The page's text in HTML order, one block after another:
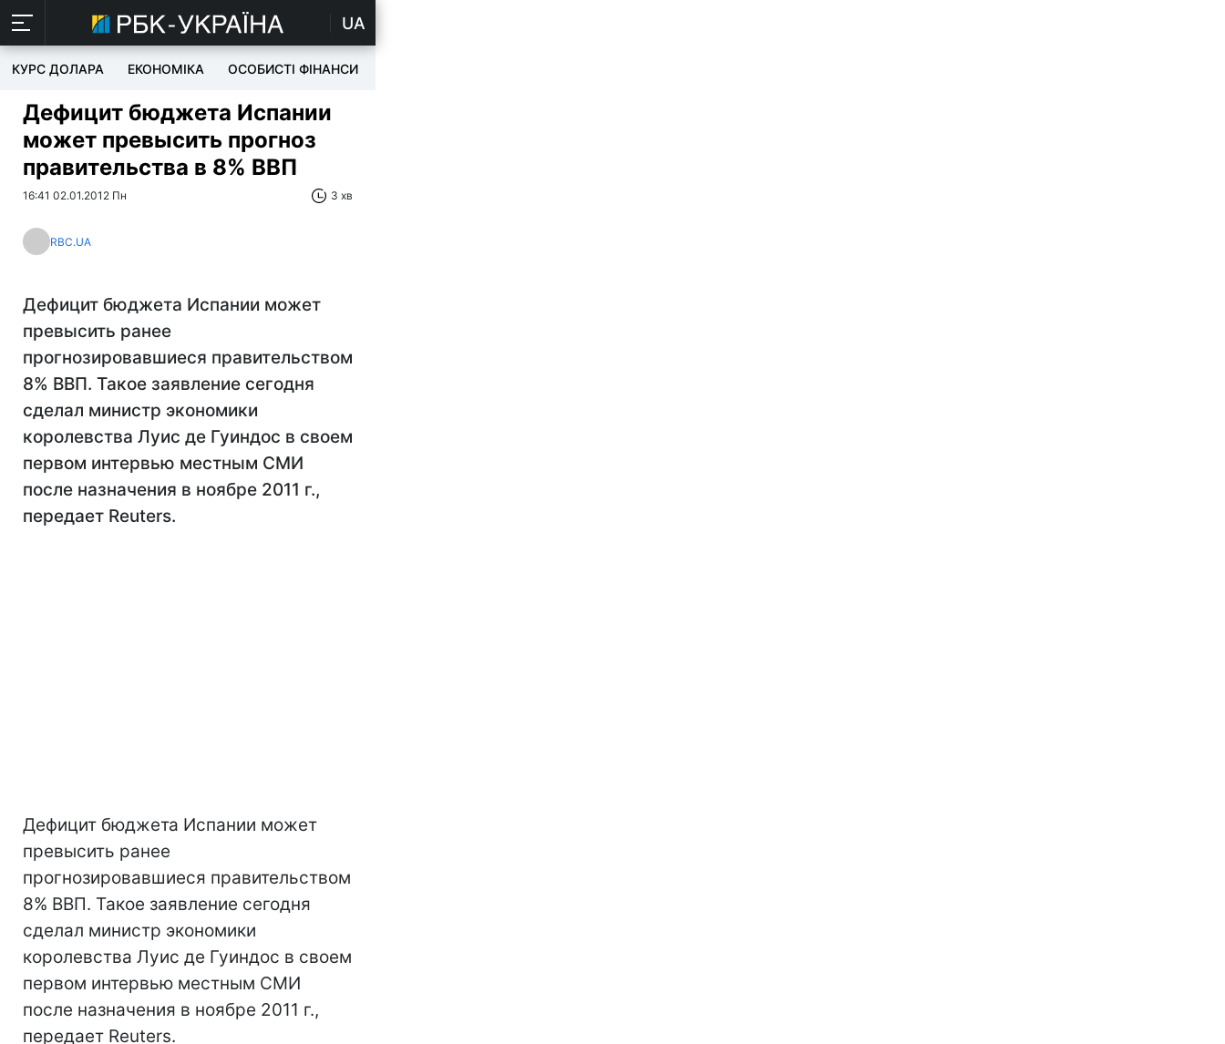
UA
КУРС ДОЛАРА ЕКОНОМІКА ОСОБИСТІ ФІНАНСИ
Дефицит бюджета Испании
может превысить прогноз
правительства в 8% ВВП
16:41 02.01.2012 Пн 3 хв
RBC.UA
Дефицит бюджета Испании может
превысить ранее
прогнозировавшиеся правительством
8% ВВП. Такое заявление сегодня
сделал министр экономики
королевства Луис де Гуиндос в своем
первом интервью местным СМИ
после назначения в ноябре 2011 г.,
передает Reuters.
Дефицит бюджета Испании может
превысить ранее
прогнозировавшиеся правительством
8% ВВП. Такое заявление сегодня
сделал министр экономики
королевства Луис де Гуиндос в своем
первом интервью местным СМИ
после назначения в ноябре 2011 г.,
передает Reuters.